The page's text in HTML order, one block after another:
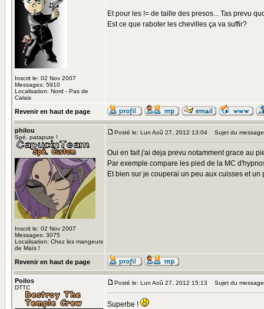
Inscrit le: 02 Nov 2007
Messages: 5910
Localisation: Nord - Pas de
Calais
Et pour les != de taille des presos... Tas prevu
Est ce que raboter les chevilles ça va suffir?
Revenir en haut de page
philou
Spé. patapute !
Inscrit le: 02 Nov 2007
Messages: 3075
Localisation: Chez les mangeurs
de Maïs !
Posté le: Lun Aoû 27, 2012 13:04 Sujet du
Oui en fait j'ai deja prevu notamment grace au
Par exemple compare les pied de la MC
Et bien sur je couperai un peu aux cuisses et un
Revenir en haut de page
Poilos
DTTC
Posté le: Lun Aoû 27, 2012 15:13 Sujet du
Superbe !